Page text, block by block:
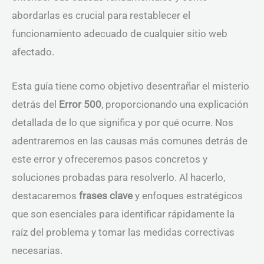
abordarlas es crucial para restablecer el
funcionamiento adecuado de cualquier sitio web
afectado.
Esta guía tiene como objetivo desentrañar el misterio
detrás del Error 500, proporcionando una explicación
detallada de lo que significa y por qué ocurre. Nos
adentraremos en las causas más comunes detrás de
este error y ofreceremos pasos concretos y
soluciones probadas para resolverlo. Al hacerlo,
destacaremos frases clave y enfoques estratégicos
que son esenciales para identificar rápidamente la
raíz del problema y tomar las medidas correctivas
necesarias.